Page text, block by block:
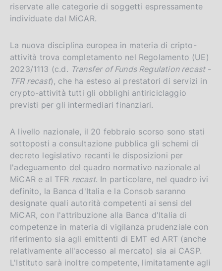
riservate alle categorie di soggetti espressamente
individuate dal MiCAR.
La nuova disciplina europea in materia di cripto-
attività trova completamento nel Regolamento (UE)
2023/1113 (c.d. Transfer of Funds Regulation recast-
TFR recast), che ha esteso ai prestatori di servizi in
crypto-attività tutti gli obblighi antiriciclaggio
previsti per gli intermediari finanziari.
A livello nazionale, il 20 febbraio scorso sono stati
sottoposti a consultazione pubblica gli schemi di
decreto legislativo recanti le disposizioni per
l'adeguamento del quadro normativo nazionale al
MiCAR e al TFR recast. In particolare, nel quadro ivi
definito, la Banca d'Italia e la Consob saranno
designate quali autorità competenti ai sensi del
MiCAR, con l'attribuzione alla Banca d'Italia di
competenze in materia di vigilanza prudenziale con
riferimento sia agli emittenti di EMT ed ART (anche
relativamente all'accesso al mercato) sia ai CASP.
L'Istituto sarà inoltre competente, limitatamente agli